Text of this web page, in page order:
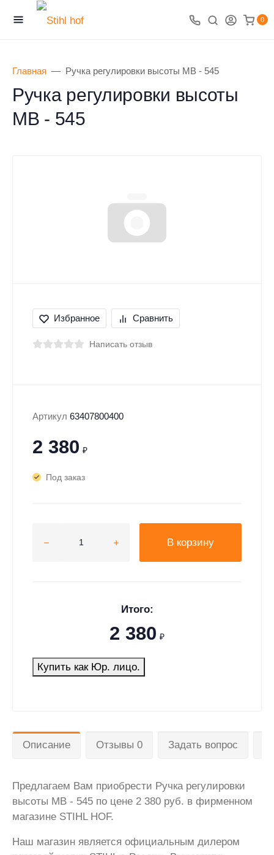
0
Главная Ручка регулировки высоты MB - 545
Ручка регулировки высоты
MB - 545
Избранное Сравнить
Написать отзыв
Артикул 63407800400
2 380 ₽
Под заказ
В корзину
Итого:
2 380 ₽
Купить как Юр. лицо.
Описание Отзывы 0 Задать вопрос
Предлагаем Вам приобрести Ручка регулировки
высоты MB - 545 по цене 2 380 руб. в фирменном
магазине STIHL HOF.
Наш магазин является официальным дилером